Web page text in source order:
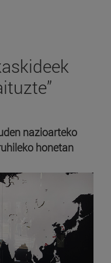
nazioarteko
honetan